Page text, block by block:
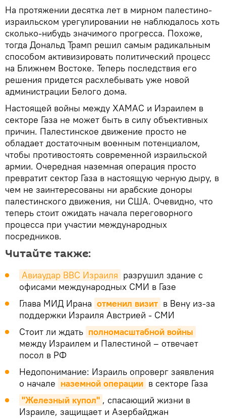
На протяжении десятка лет в мирном палестино-
израильском урегулировании не наблюдалось хоть
сколько-нибудь значимого прогресса. Похоже,
тогда Дональд Трамп решил самым радикальным
способом активизировать политический процесс
на Ближнем Востоке. Теперь последствия его
решения придется расхлебывать уже новой
администрации Белого дома.
Настоящей войны между ХАМАС и Израилем в
секторе Газа не может быть в силу объективных
причин. Палестинское движение просто не
обладает достаточным военным потенциалом,
чтобы противостоять современной израильской
армии. Очередная наземная операция просто
превратит сектор Газа в настоящую черную дыру, в
чем не заинтересованы ни арабские доноры
палестинского движения, ни США. Очевидно, что
теперь стоит ожидать начала переговорного
процесса при участии международных
посредников.
Читайте также:
Авиаудар ВВС Израиля разрушил здание с
офисами международных СМИ в Газе
Глава МИД Ирана отменил визит в Вену из-за
поддержки Израиля Австрией - СМИ
Стоит ли ждать полномасштабной войны
между Израилем и Палестиной – отвечает
посол в РФ
Недопонимание: Израиль опроверг заявления
о начале наземной операции в секторе Газа
"Железный купол" , спасающий жизни в
Израиле, защищает и Азербайджан